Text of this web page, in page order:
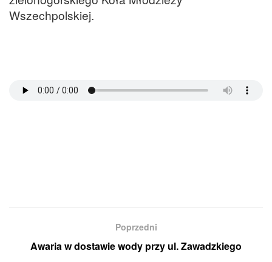
Wszechpolskiej.
Poprzedni
Awaria w dostawie wody przy ul. Zawadzkiego